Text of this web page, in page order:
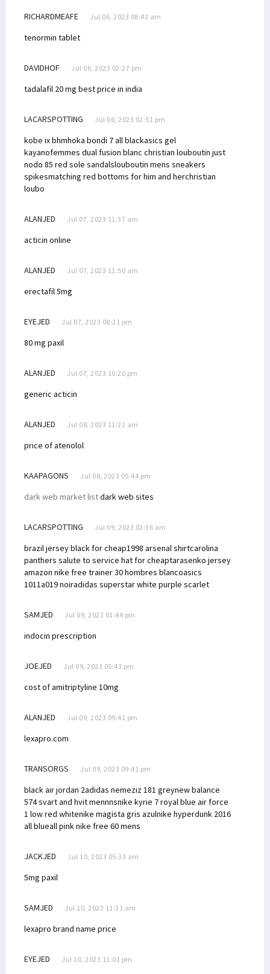
RICHARDMEAFE Jul 06, 2023 08:42 am
tenormin tablet
DAVIDHOF Jul 06, 2023 02:27 pm
tadalafil 20 mg best price in india
LACARSPOTTING Jul 06, 2023 02:51 pm
kobe ix bhmhoka bondi 7 all blackasics gel
kayanofemmes dual fusion blanc christian louboutin just
nodo 85 red sole sandalslouboutin mens sneakers
spikesmatching red bottoms for him and herchristian
loubo
ALANJED Jul 07, 2023 11:37 am
acticin online
ALANJED Jul 07, 2023 11:50 am
erectafil 5mg
EYEJED Jul 07, 2023 08:21 pm
80 mg paxil
ALANJED Jul 07, 2023 10:20 pm
generic acticin
ALANJED Jul 08, 2023 11:21 am
price of atenolol
KAAPAGONS Jul 08, 2023 05:44 pm
dark web market listdark web sites
LACARSPOTTING Jul 09, 2023 02:36 am
brazil jersey black for cheap1998 arsenal shirtcarolina
panthers salute to service hat for cheaptarasenko jersey
amazon nike free trainer 30 hombres blancoasics
1011a019 noiradidas superstar white purple scarlet
SAMJED Jul 09, 2023 01:44 pm
indocin prescription
JOEJED Jul 09, 2023 05:43 pm
cost of amitriptyline 10mg
ALANJED Jul 09, 2023 09:41 pm
lexapro.com
TRANSORGS Jul 09, 2023 09:41 pm
black air jordan 2adidas nemeziz 181 greynew balance
574 svart and hvit mennnsnike kyrie 7 royal blue air force
1 low red whitenike magista gris azulnike hyperdunk 2016
all blueall pink nike free 60 mens
JACKJED Jul 10, 2023 05:33 am
5mg paxil
SAMJED Jul 10, 2023 11:31 am
lexapro brand name price
EYEJED Jul 10, 2023 11:01 pm